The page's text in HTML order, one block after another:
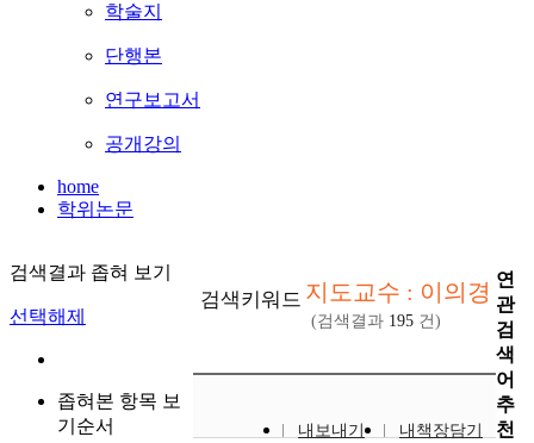
학술지
단행본
연구보고서
공개강의
home
학위논문
검색결과 좁혀 보기
선택해제
좁혀본 항목 보
기순서
검색키워드 지도교수 : 이의경
(검색결과 195 건)
내보내기
내책장담기
연
관
검
색
어
추
천